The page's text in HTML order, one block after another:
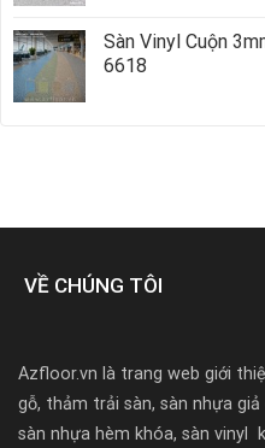
Sàn Vinyl Cuộn
6618
VỀ CHÚNG TÔI
Azfloor.vn là trang web giới
gỗ, thảm trải sàn, sàn nhựa
sàn nhựa hèm khóa, sàn vinyl